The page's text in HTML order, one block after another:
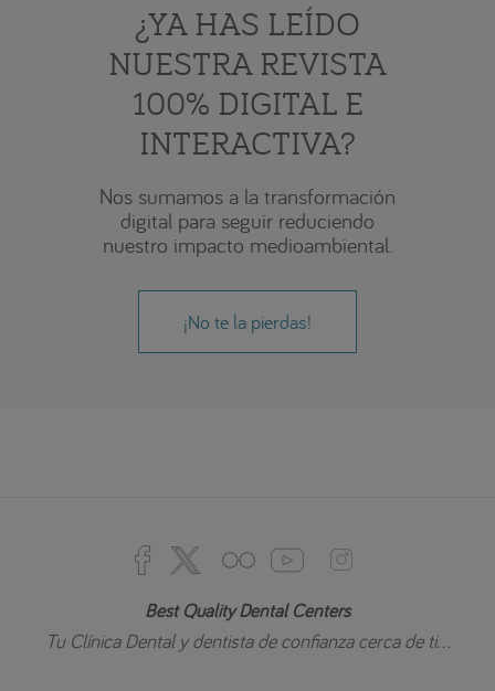
¿YA HAS LEÍDO
NUESTRA REVISTA
100% DIGITAL E
INTERACTIVA?
Nos sumamos a la transformación
digital para seguir reduciendo
nuestro impacto medioambiental.
¡No te la pierdas!
Best Quality Dental Centers
Tu Clínica Dental y dentista de confianza cerca de ti...